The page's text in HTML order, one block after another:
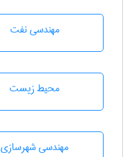
مهندسی نفت
محيط زيست
مهندسی شهرسازی